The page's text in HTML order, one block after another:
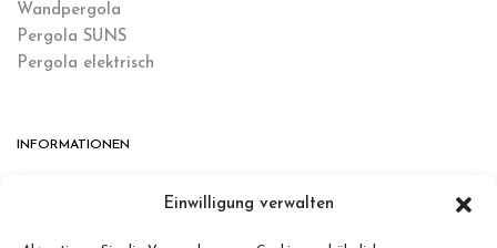
Einwilligung verwalten
Wandpergola
Pergola SUNS
Pergola elektrisch
INFORMATIONEN